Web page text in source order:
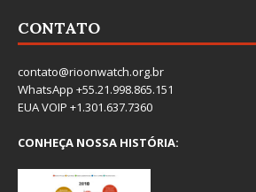
CONTATO
contato@rioonwatch.org.br
WhatsApp +55.21.998.865.151
EUA VOIP +1.301.637.7360
CONHEÇA NOSSA HISTÓRIA: